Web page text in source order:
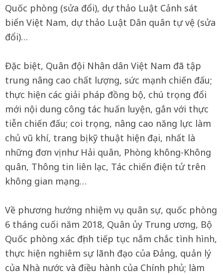
Quốc phòng (sửa đổi), dự thảo Luật Cảnh sát
biển Việt Nam, dự thảo Luật Dân quân tự vệ (sửa
đổi)…
Đặc biệt, Quân đội Nhân dân Việt Nam đã tập
trung nâng cao chất lượng, sức mạnh chiến đấu;
thực hiện các giải pháp đồng bộ, chú trọng đổi
mới nội dung công tác huấn luyện, gắn với thực
tiễn chiến đấu; coi trọng, nâng cao năng lực làm
chủ vũ khí, trang bị kỹ thuật hiện đại, nhất là
những đơn vị như Hải quân, Phòng không-Không
quân, Thông tin liên lạc, Tác chiến điện tử trên
không gian mạng…
Về phương hướng nhiệm vụ quân sự, quốc phòng
6 tháng cuối năm 2018, Quân ủy Trung ương, Bộ
Quốc phòng xác định tiếp tục nắm chắc tình hình,
thực hiện nghiêm sự lãnh đạo của Đảng, quản lý
của Nhà nước và điều hành của Chính phủ; làm